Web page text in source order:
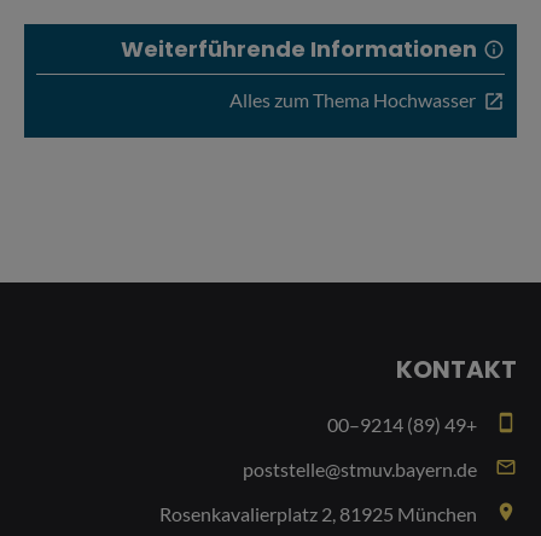
info
Weiterführende Informationen
open_in_new
Alles zum Thema Hochwasser
KONTAKT
smartphone
+49 (89) 9214–00
email
poststelle@stmuv.bayern.de
place
Rosenkavalierplatz 2, 81925 München